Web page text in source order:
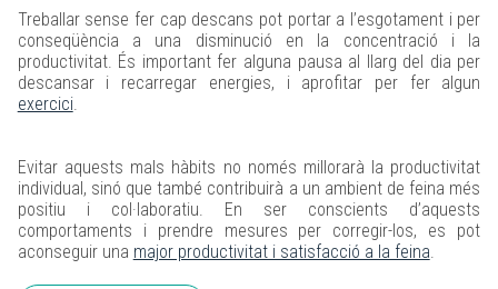
Treballar sense fer cap descans pot portar a l’esgotament i per
conseqüència a una disminució en la concentració i la
productivitat. És important fer alguna pausa al llarg del dia per
descansar i recarregar energies, i aprofitar per fer algun
exercici.
Evitar aquests mals hàbits no només millorarà la productivitat
individual, sinó que també contribuirà a un ambient de feina més
positiu i col·laboratiu. En ser conscients d’aquests
comportaments i prendre mesures per corregir-los, es pot
aconseguir una major productivitat i satisfacció a la feina.